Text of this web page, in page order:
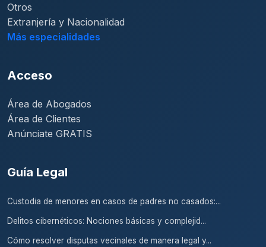
Otros
Extranjería y Nacionalidad
Más especialidades
Acceso
Área de Abogados
Área de Clientes
Anúnciate GRATIS
Guía Legal
Custodia de menores en casos de padres no casados:...
Delitos cibernéticos: Nociones básicas y complejid...
Cómo resolver disputas vecinales de manera legal y...